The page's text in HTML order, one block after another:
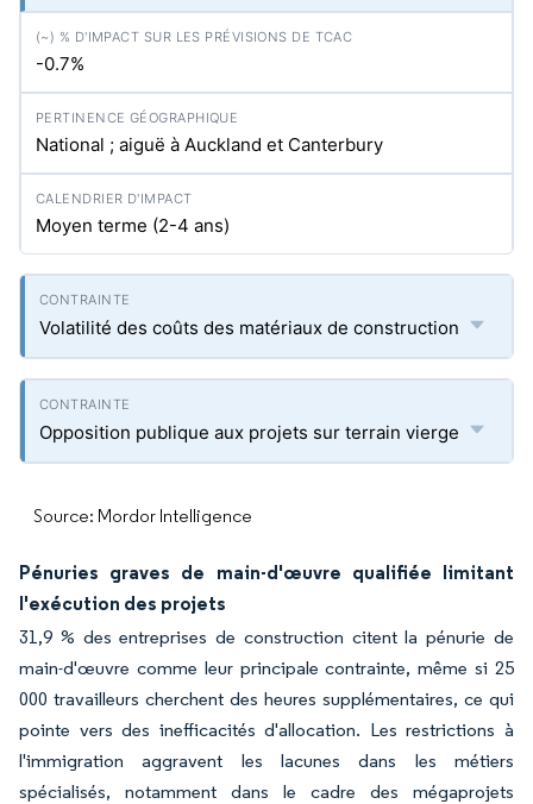
-0.7%
National ; aiguë à Auckland et Canterbury
Moyen terme (2-4 ans)
Volatilité des coûts des matériaux de construction
Opposition publique aux projets sur terrain vierge
Source: Mordor Intelligence
Pénuries graves de main-d'œuvre qualifiée limitant
l'exécution des projets
31,9 % des entreprises de construction citent la pénurie de
main-d'œuvre comme leur principale contrainte, même si 25
000 travailleurs cherchent des heures supplémentaires, ce qui
pointe vers des inefficacités d'allocation. Les restrictions à
l'immigration aggravent les lacunes dans les métiers
spécialisés, notamment dans le cadre des mégaprojets